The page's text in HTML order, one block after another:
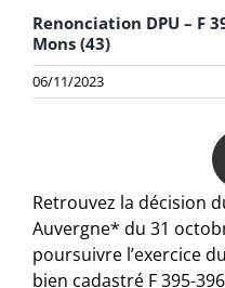
Renonciation DPU – F
Mons (43)
06/11/2023
Retrouvez la décision
Auvergne* du 31
poursuivre l’exercice
bien cadastré F 395-